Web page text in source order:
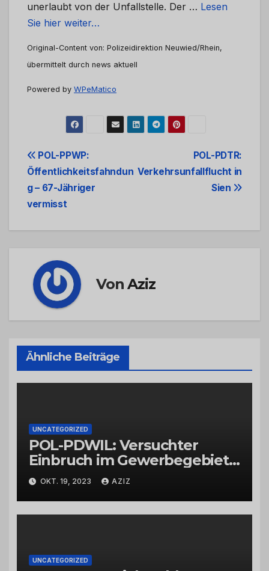
unerlaubt von der Unfallstelle. Der … Lesen
Sie hier weiter…
Original-Content von: Polizeidirektion Neuwied/Rhein,
übermittelt durch news aktuell
Powered by WPeMatico
Beitrags-
Navigation
POL-PDTR:
Verkehrsunfallflucht in
Sien
POL-PPWP:
Öffentlichkeitsfahndun
g – 67-Jähriger
vermisst
VonAziz
Ähnliche Beiträge
UNCATEGORIZED
POL-PDWIL: Versuchter
Einbruch im Gewerbegebiet
Wittlich
OKT. 19, 2023 AZIZ
UNCATEGORIZED